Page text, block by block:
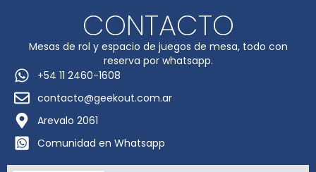
CONTACTO
Mesas de rol y espacio de juegos de mesa, todo con
reserva por whatsapp.
+54 11 2460-1608
contacto@geekout.com.ar
Arevalo 2061
Comunidad en Whatsapp